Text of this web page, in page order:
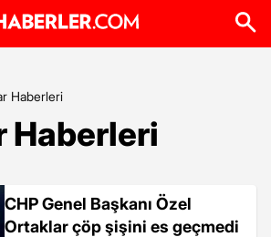
Haberleri
Haberleri
CHP Genel Başkanı Özel
Ortaklar çöp şişini es geçmedi